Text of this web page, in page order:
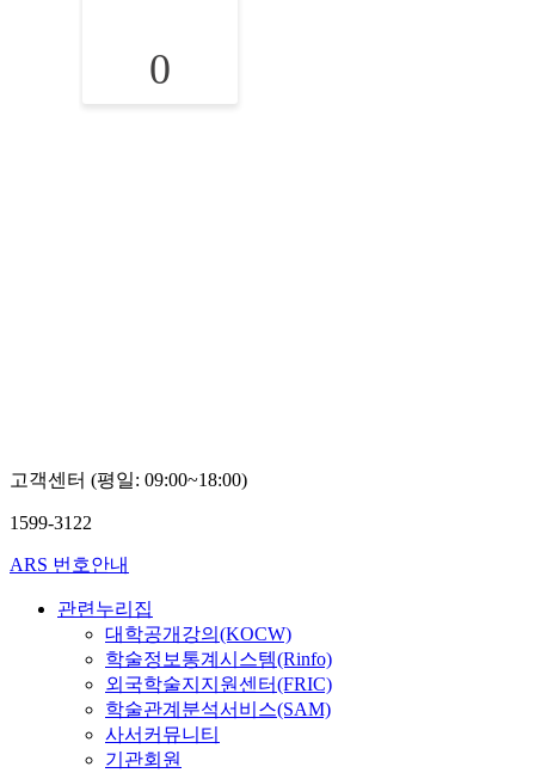
0
고객센터 (평일: 09:00~18:00)
1599-3122
ARS 번호안내
관련누리집
대학공개강의(KOCW)
학술정보통계시스템(Rinfo)
외국학술지지원센터(FRIC)
학술관계분석서비스(SAM)
사서커뮤니티
기관회원